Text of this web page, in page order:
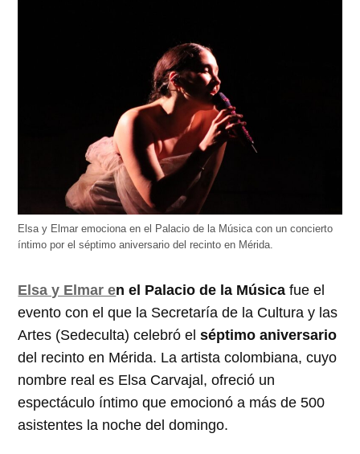
Elsa y Elmar emociona en el Palacio de la Música con un concierto
íntimo por el séptimo aniversario del recinto en Mérida.
Elsa y Elmar en el Palacio de la Música fue el
evento con el que la Secretaría de la Cultura y las
Artes (Sedeculta) celebró elséptimo aniversario
del recinto en Mérida. La artista colombiana, cuyo
nombre real es Elsa Carvajal, ofreció un
espectáculo íntimo que emocionó a más de 500
asistentes la noche del domingo.